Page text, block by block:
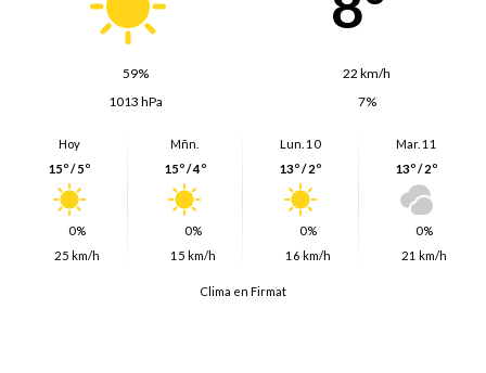
59%
22 km/h
1013 hPa
7%
Hoy
15º / 5º
0%
25 km/h
Mñn.
15º / 4º
0%
15 km/h
Lun. 10
13º / 2º
0%
16 km/h
Mar. 11
13º / 2º
0%
21 km/h
Clima en Firmat